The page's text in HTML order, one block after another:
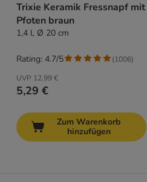
Trixie Keramik Fressnapf mit
Pfoten braun
1,4 l, Ø 20 cm
UVP 12,99 €
5,29 €
Rating: 4.7/5 (1006)
Zum Warenkorb
hinzufügen